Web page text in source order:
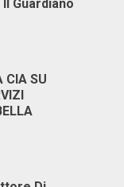
Guardiano
CIA SU